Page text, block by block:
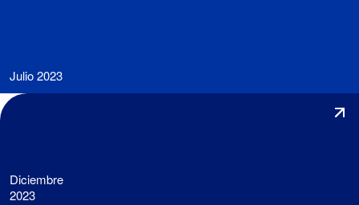
Julio 2023
Diciembre
2023